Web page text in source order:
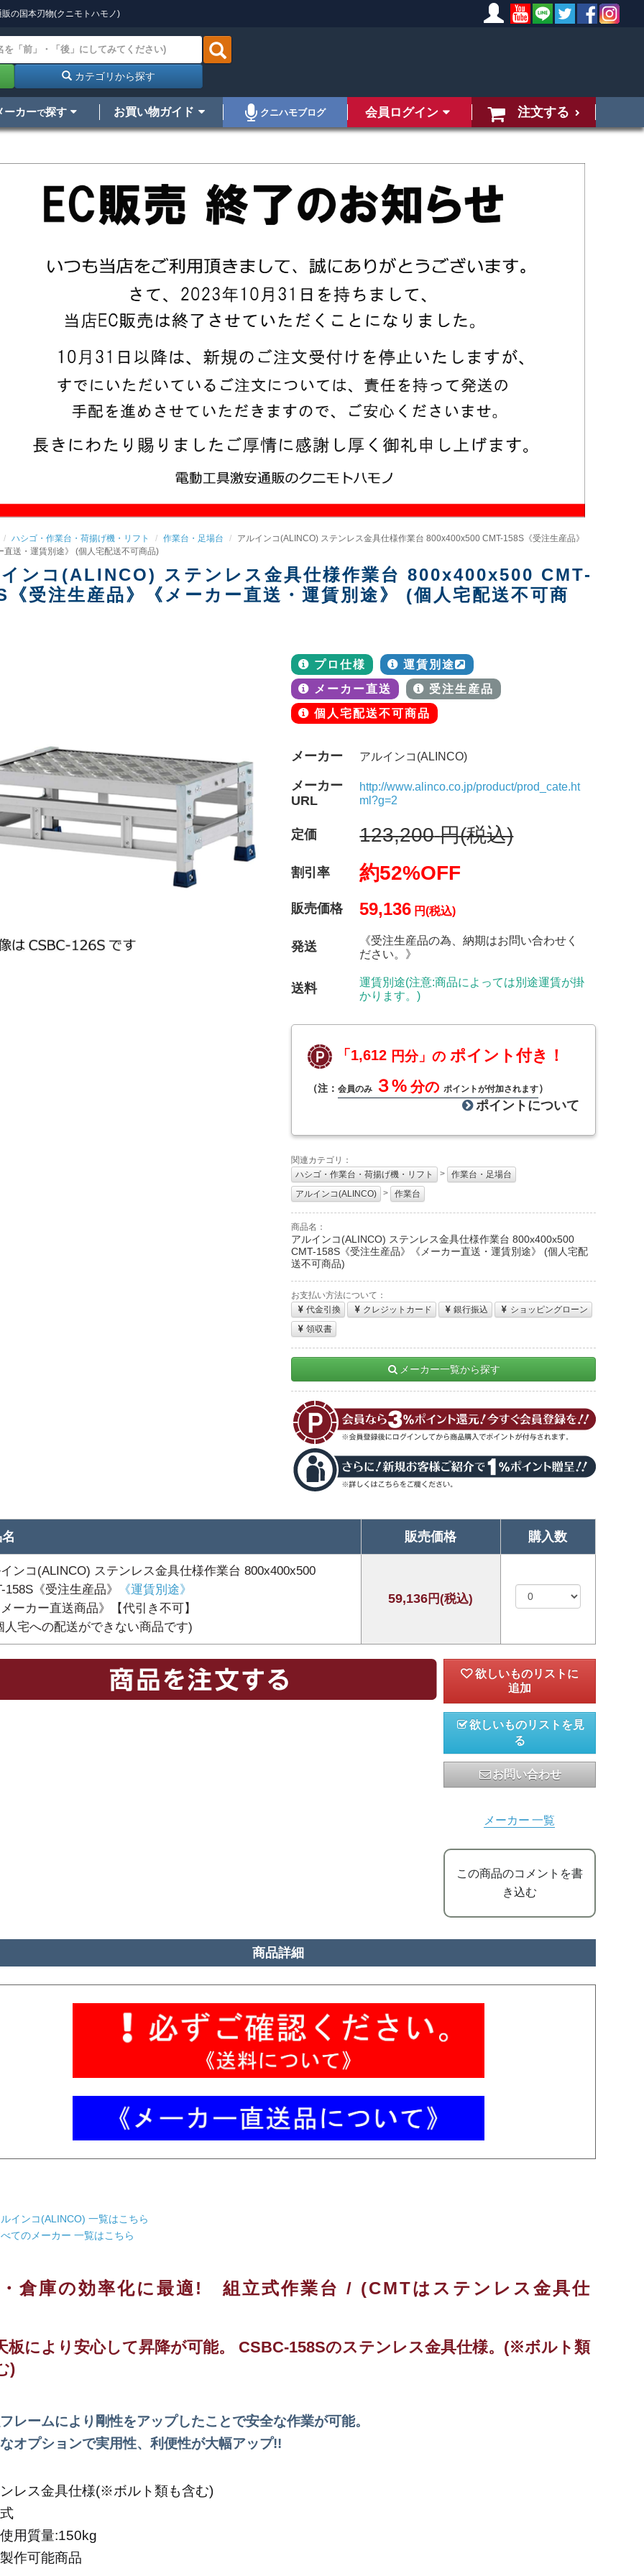
の国本刃物(クニモトハモノ)
カテゴリから探す
ーカーで探す お買い物ガイド クニハモブログ 会員ログイン 注文する
ハシゴ・作業台・荷揚げ機・リフト 作業台・足場台
アルインコ(ALINCO) ステンレス金具仕様作業台 800x400x500 CMT-158S《受注生産品》
直送・運賃別途》 (個人宅配送不可商品)
ンコ(ALINCO) ステンレス金具仕様作業台 800x400x500 CMT-
《受注生産品》《メーカー直送・運賃別途》 (個人宅配送不可商
プロ仕様
運賃別途
メーカー直送
受注生産品
個人宅配送不可商品
メーカー アルインコ(ALINCO)
メーカー
URL
http://www.alinco.co.jp/product/prod_cate.ht
ml?g=2
定価 123,200 円(税込)
割引率 約52%OFF
販売価格 59,136 円(税込)
発送
《受注生産品の為、納期はお問い合わせく
ださい。》
送料
運賃別途(注意:商品によっては別途運賃が掛
かります。)
「1,612 円分」のポイント付き！
（注： 会員のみ ３% 分のポイントが付加されます）
ポイントについて
関連カテゴリ：
ハシゴ・作業台・荷揚げ機・リフト
>
作業台・足場台
アルインコ(ALINCO)
> 作業台
商品名：
アルインコ(ALINCO) ステンレス金具仕様作業台 800x400x500
CMT-158S《受注生産品》《メーカー直送・運賃別途》 (個人宅配
送不可商品)
お支払い方法について：
代金引換
クレジットカード 銀行振込
ショッピングローン
領収書
メーカー一覧から探す
販売価格 購入数
ンコ(ALINCO) ステンレス金具仕様作業台 800x400x500
158S《受注生産品》
《運賃別途》
ーカー直送商品》【代引き不可】
宅への配送ができない商品です)
59,136円(税込)
欲しいものリストを見
る
お問い合わせ
メーカー 一覧
この商品のコメントを書
き込む
商品詳細
インコ(ALINCO) 一覧はこちら
てのメーカー 一覧はこちら
倉庫の効率化に最適! 組立式作業台 / (CMTはステンレス金具仕
板により安心して昇降が可能。
CSBC-158Sのステンレス金具仕様。(※ボルト類
)
レームにより剛性をアップしたことで安全な作業が可能。
オプションで実用性、利便性が大幅アップ!!
レス金具仕様(※ボルト類も含む)
用質量:150kg
作可能商品